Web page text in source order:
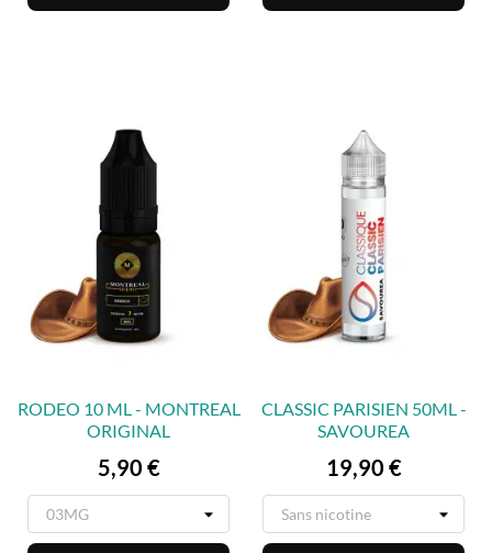
RODEO 10 ML - MONTREAL
ORIGINAL
Prix
5,90 €
CLASSIC PARISIEN 50ML -
SAVOUREA
Prix
19,90 €